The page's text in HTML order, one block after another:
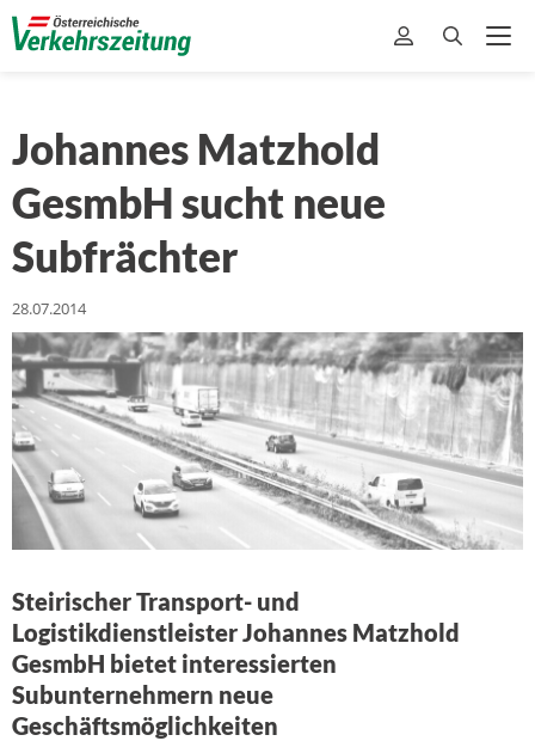
Johannes Matzhold
GesmbH sucht neue
Subfrächter
28.07.2014
Steirischer Transport- und
Logistikdienstleister Johannes Matzhold
GesmbH bietet interessierten
Subunternehmern neue
Geschäftsmöglichkeiten